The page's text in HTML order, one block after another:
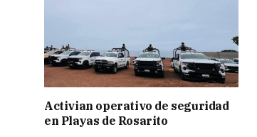
Activian operativo de seguridad
en Playas de Rosarito